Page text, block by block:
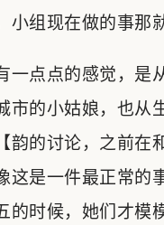
小组现在做的事那
一点点的感觉，是
市的小姑娘，也
韵的讨论，之前在
这是一件最正常的
的时候，她们才模